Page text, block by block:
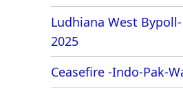
Ludhiana West Bypoll-
2025
Ceasefire -Indo-Pak-